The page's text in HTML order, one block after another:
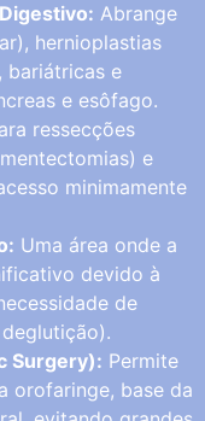
Abrange
hernioplastias
bariátricas e
e esôfago.
ressecções
e
minimamente
Uma área onde a
devido à
de
Surgery): Permite
orofaringe, base da